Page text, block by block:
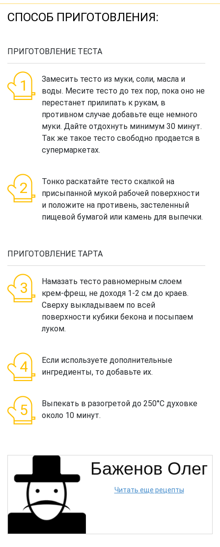
СПОСОБ ПРИГОТОВЛЕНИЯ:
ПРИГОТОВЛЕНИЕ ТЕСТА
Замесить тесто из муки, соли, масла и
воды. Месите тесто до тех пор, пока оно не
перестанет прилипать к рукам, в
противном случае добавьте еще немного
муки. Дайте отдохнуть минимум 30 минут.
Так же такое тесто свободно продается в
супермаркетах.
Тонко раскатайте тесто скалкой на
присыпанной мукой рабочей поверхности
и положите на противень, застеленный
пищевой бумагой или камень для выпечки.
ПРИГОТОВЛЕНИЕ ТАРТА
Намазать тесто равномерным слоем
крем-фреш, не доходя 1-2 см до краев.
Сверху выкладываем по всей
поверхности кубики бекона и посыпаем
луком.
Если используете дополнительные
ингредиенты, то добавьте их.
Выпекать в разогретой до 250°С духовке
около 10 минут.
Баженов Олег
Читать еще рецепты